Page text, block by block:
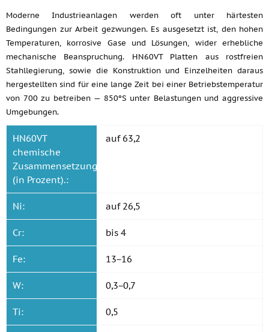
Moderne Industrieanlagen werden oft unter härtesten
Bedingungen zur Arbeit gezwungen. Es ausgesetzt ist, den hohen
Temperaturen, korrosive Gase und Lösungen, wider erhebliche
mechanische Beanspruchung. HN60VT Platten aus rostfreien
Stahllegierung, sowie die Konstruktion und Einzelheiten daraus
hergestellten sind für eine lange Zeit bei einer Betriebstemperatur
von 700 zu betreiben — 850ºS unter Belastungen und aggressive
Umgebungen.
HN60VT
chemische
Zusammensetzung
(in Prozent).:
auf 63,2
Ni: auf 26,5
Cr: bis 4
Fe: 13−16
W: 0,3−0,7
Ti: 0,5